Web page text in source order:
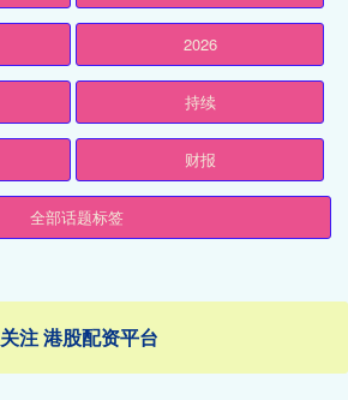
2026
持续
财报
全部话题标签
关注 港股配资平台